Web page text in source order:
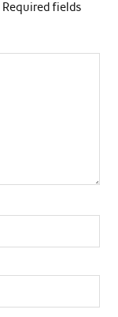
Required fields